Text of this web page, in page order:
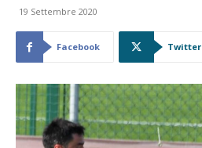
19 Settembre 2020
Facebook Twitter